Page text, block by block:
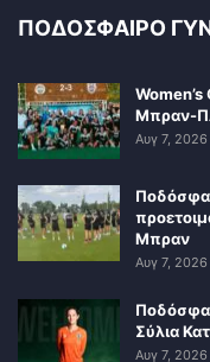
ΠΟΔΟΣΦΑΙΡΟ
Μπραν-
Αυγ 7, 2026
Μπραν
Αυγ 7, 2026
Σύλια
Αυγ 7, 2026